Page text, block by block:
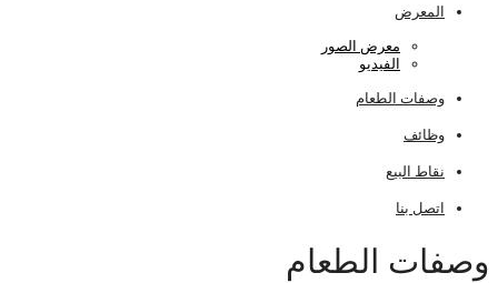
المعرض
معرض الصور
الفيديو
وصفات الطعام
وظائف
نقاط البيع
اتصل بنا
وصفات الطعام